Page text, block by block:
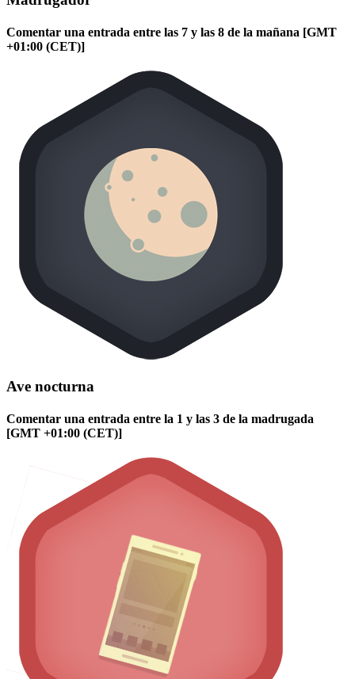
Comentar una entrada entre las 7 y las 8 de la mañana [GMT
+01:00 (CET)]
Ave nocturna
Comentar una entrada entre la 1 y las 3 de la madrugada
[GMT +01:00 (CET)]